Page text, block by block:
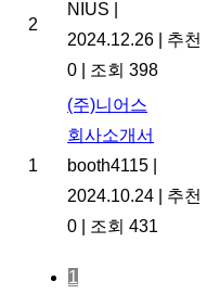
2
NIUS
2024.12.26
추천
0
조회 398
1
(주)니어스
회사소개서
booth4115
2024.10.24
추천
0
조회 431
1